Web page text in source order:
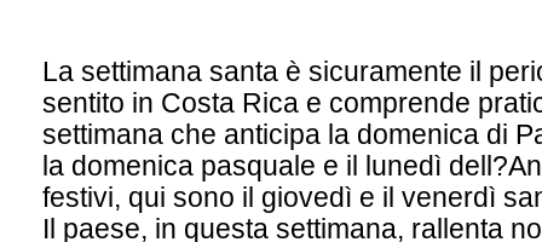
La settimana santa è sicuramente il
sentito in Costa Rica e comprende
settimana che anticipa la domenica di
la domenica pasquale e il lunedì
festivi, qui sono il giovedì e il venerdì
Il paese, in questa settimana, rallenta